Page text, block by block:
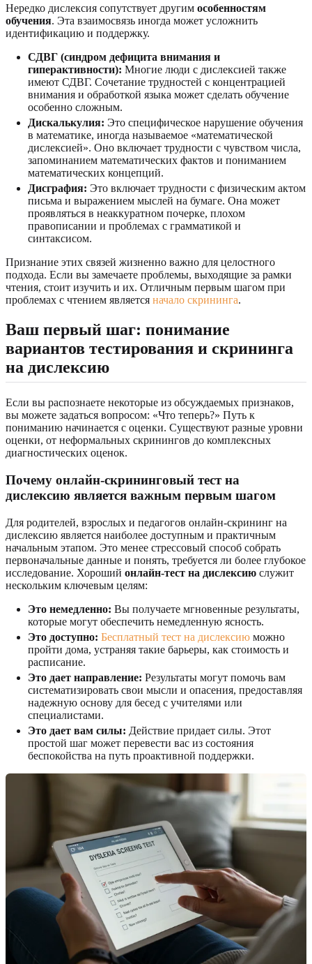
Нередко дислексия сопутствует другим особенностям
обучения. Эта взаимосвязь иногда может усложнить
идентификацию и поддержку.
СДВГ (синдром дефицита внимания и
гиперактивности): Многие люди с дислексией также
имеют СДВГ. Сочетание трудностей с концентрацией
внимания и обработкой языка может сделать обучение
особенно сложным.
Дискалькулия: Это специфическое нарушение обучения
в математике, иногда называемое «математической
дислексией». Оно включает трудности с чувством числа,
запоминанием математических фактов и пониманием
математических концепций.
Дисграфия: Это включает трудности с физическим актом
письма и выражением мыслей на бумаге. Она может
проявляться в неаккуратном почерке, плохом
правописании и проблемах с грамматикой и
синтаксисом.
Признание этих связей жизненно важно для целостного
подхода. Если вы замечаете проблемы, выходящие за рамки
чтения, стоит изучить и их. Отличным первым шагом при
проблемах с чтением является начало скрининга.
Ваш первый шаг: понимание
вариантов тестирования и скрининга
на дислексию
Если вы распознаете некоторые из обсуждаемых признаков,
вы можете задаться вопросом: «Что теперь?» Путь к
пониманию начинается с оценки. Существуют разные уровни
оценки, от неформальных скринингов до комплексных
диагностических оценок.
Почему онлайн-скрининговый тест на
дислексию является важным первым шагом
Для родителей, взрослых и педагогов онлайн-скрининг на
дислексию является наиболее доступным и практичным
начальным этапом. Это менее стрессовый способ собрать
первоначальные данные и понять, требуется ли более глубокое
исследование. Хороший онлайн-тест на дислексию служит
нескольким ключевым целям:
Это немедленно: Вы получаете мгновенные результаты,
которые могут обеспечить немедленную ясность.
Это доступно: Бесплатный тест на дислексию можно
пройти дома, устраняя такие барьеры, как стоимость и
расписание.
Это дает направление: Результаты могут помочь вам
систематизировать свои мысли и опасения, предоставляя
надежную основу для бесед с учителями или
специалистами.
Это дает вам силы: Действие придает силы. Этот
простой шаг может перевести вас из состояния
беспокойства на путь проактивной поддержки.